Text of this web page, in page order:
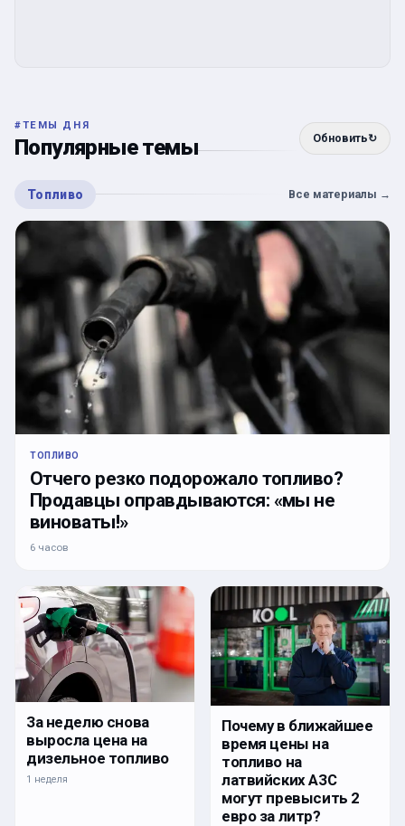
#ТЕМЫ ДНЯ
Популярные темы Обновить↻
Топливо Все материалы →
ТОПЛИВО
Отчего резко подорожало топливо?
Продавцы оправдываются: «мы не
виноваты!»
6 часов
За неделю снова
выросла цена на
дизельное топливо
1 неделя
Почему в ближайшее
время цены на
топливо на
латвийских АЗС
могут превысить 2
евро за литр?